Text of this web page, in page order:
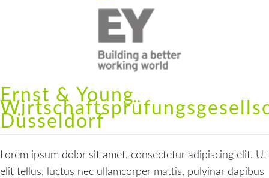
Ernst & Young
Düsseldorf
Lorem ipsum dolor sit amet, consectetur adipiscing elit. Ut
elit tellus, luctus nec ullamcorper mattis, pulvinar dapibus